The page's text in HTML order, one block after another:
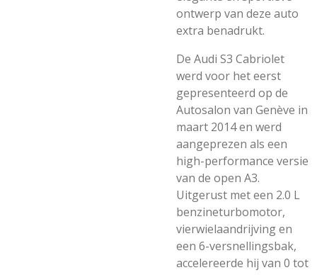
ontwerp van deze auto
extra benadrukt.
De Audi S3 Cabriolet
werd voor het eerst
gepresenteerd op de
Autosalon van Genève in
maart 2014 en werd
aangeprezen als een
high-performance versie
van de open A3.
Uitgerust met een 2.0 L
benzineturbomotor,
vierwielaandrijving en
een 6-versnellingsbak,
accelereerde hij van 0 tot